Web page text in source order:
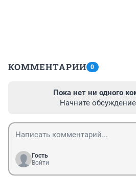
КОММЕНТАРИИ 0
Пока нет ни одного
Начните
Гость
Войти